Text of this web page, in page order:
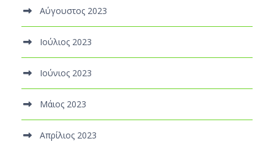
Αύγουστος 2023
Ιούλιος 2023
Ιούνιος 2023
Μάιος 2023
Απρίλιος 2023